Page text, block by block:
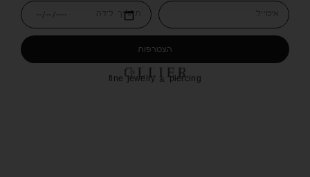
אימייל תאריך לידה
הצטרפות
fine jewelry & piercing